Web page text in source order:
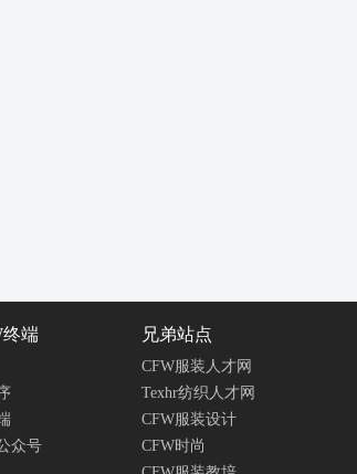
终端
众号
兄弟站点
CFW服装人才网
Texhr纺织人才网
CFW服装设计
CFW时尚